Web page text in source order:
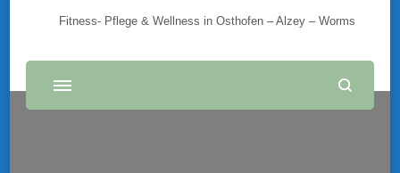
Fitness- Pflege & Wellness in Osthofen – Alzey – Worms